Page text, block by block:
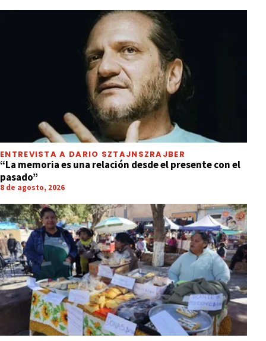
ENTREVISTA A DARIO SZTAJNSZRAJBER
“La memoria es una relación desde el presente con el
pasado”
8 de agosto, 2026